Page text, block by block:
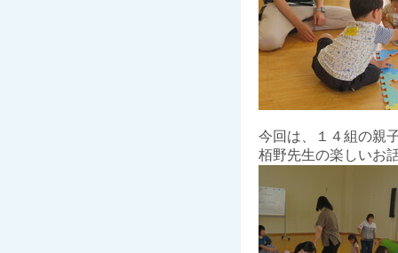
今回は、１４組の親
栢野先生の楽しいお